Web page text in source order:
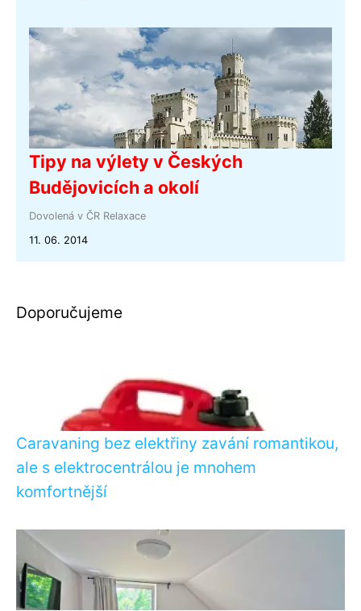
Tipy na výlety v Českých
Budějovicích a okolí
Dovolená v ČR Relaxace
11. 06. 2014
Doporučujeme
Caravaning bez elektřiny zavání romantikou,
ale s elektrocentrálou je mnohem
komfortnější